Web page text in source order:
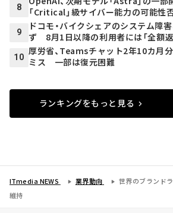
8
「Critical」級サイバー能力の可能性
9
ドコモ・バイクシェアのシステム障
ず 8月1日以降の利用者には「全額返
10
厚労省、Teamsチャット2年10カ月
ミス 一部は復元困難
ランキングをもっと見る
ITmedia NEWS 業界動向
世界のブランド
維持